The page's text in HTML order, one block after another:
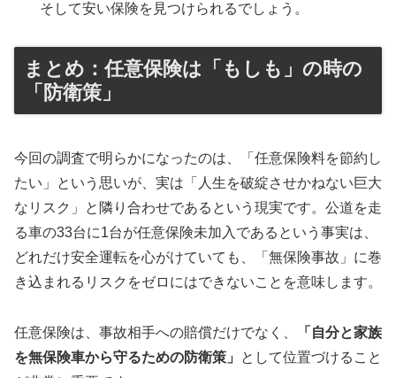
そして安い保険を見つけられるでしょう。
まとめ：任意保険は「もしも」の時の
「防衛策」
今回の調査で明らかになったのは、「任意保険料を節約し
たい」という思いが、実は「人生を破綻させかねない巨大
なリスク」と隣り合わせであるという現実です。公道を走
る車の33台に1台が任意保険未加入であるという事実は、
どれだけ安全運転を心がけていても、「無保険事故」に巻
き込まれるリスクをゼロにはできないことを意味します。
任意保険は、事故相手への賠償だけでなく、
「自分と家族
を無保険車から守るための防衛策」
として位置づけること